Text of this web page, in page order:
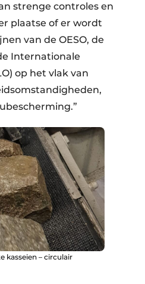
strenge controles en
plaatse of er wordt
van de OESO, de
Internationale
op het vlak van
kasseien – circulair